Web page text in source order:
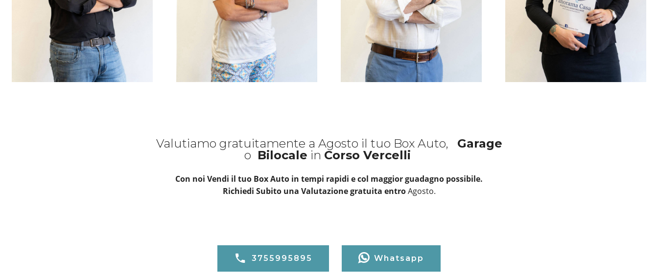
Valutiamo gratuitamente a Agosto il tuo Box Auto, Garage
o Bilocale in Corso Vercelli
Con noi Vendi il tuo Box Auto in tempi rapidi e col maggior guadagno possibile.
Richiedi Subito una Valutazione gratuita entroAgosto.
3755995895 Whatsapp